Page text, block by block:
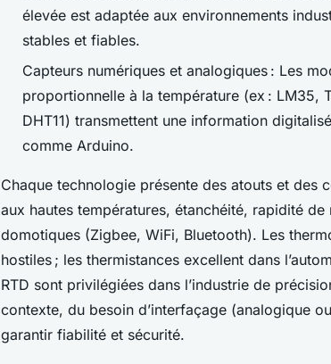
élevée est adaptée aux environnements
stables et fiables.
Capteurs numériques et analogiques : Les
proportionnelle à la température (ex : LM35,
DHT11) transmettent une information
comme Arduino.
Chaque technologie présente des atouts et des
aux hautes températures, étanchéité, rapidité
domotiques (Zigbee, WiFi, Bluetooth). Les
hostiles ; les thermistances excellent dans
RTD sont privilégiées dans l’industrie de
contexte, du besoin d’interfaçage (analogique
garantir fiabilité et sécurité.